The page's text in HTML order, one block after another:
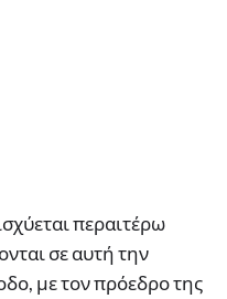
περαιτέρω
σε αυτή την
με τον πρόεδρο της